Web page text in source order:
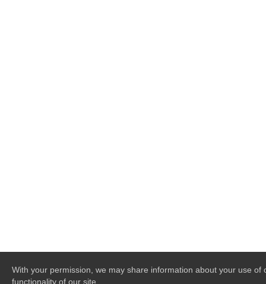
With your permission, we may share information about your use of
functionality of our site.